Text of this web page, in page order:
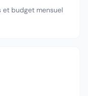
et budget mensuel